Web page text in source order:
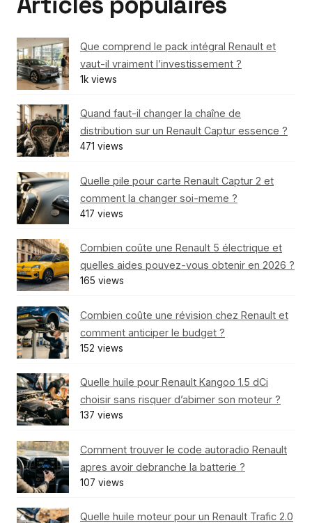
Que comprend le pack intégral Renault et
vaut-il vraiment l’investissement ?
1k views
Quand faut-il changer la chaîne de
distribution sur un Renault Captur essence ?
471 views
Quelle pile pour carte Renault Captur 2 et
comment la changer soi-meme ?
417 views
Combien coûte une Renault 5 électrique et
quelles aides pouvez-vous obtenir en 2026 ?
165 views
Combien coûte une révision chez Renault et
comment anticiper le budget ?
152 views
Quelle huile pour Renault Kangoo 1.5 dCi
choisir sans risquer d’abimer son moteur ?
137 views
Comment trouver le code autoradio Renault
apres avoir debranche la batterie ?
107 views
Quelle huile moteur pour un Renault Trafic 2.0